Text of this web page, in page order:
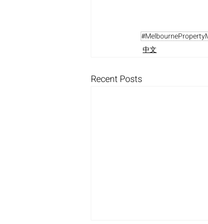
中文
Recent Posts